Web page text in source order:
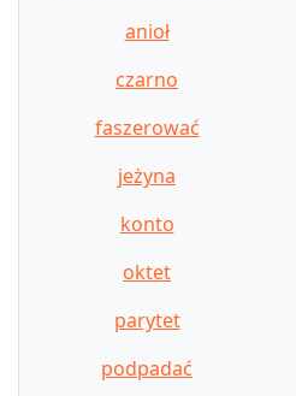
anioł
czarno
faszerować
jeżyna
konto
oktet
parytet
podpadać